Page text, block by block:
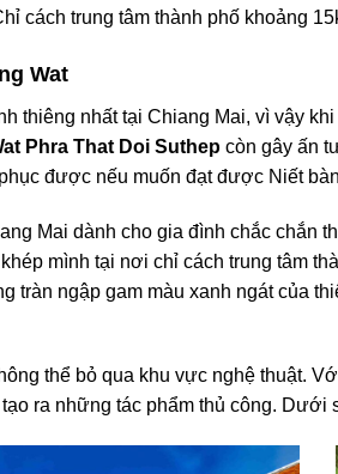
cách trung tâm thành phố khoảng
Wat
thiêng nhất tại Chiang Mai, vì vậy
Phra That Doi Suthep còn gây ấn
được nếu muốn đạt được Niết
Mai dành cho gia đình chắc chắn
mình tại nơi chỉ cách trung tâm
tràn ngập gam màu xanh ngát của
thể bỏ qua khu vực nghệ thuật.
ra những tác phẩm thủ công.